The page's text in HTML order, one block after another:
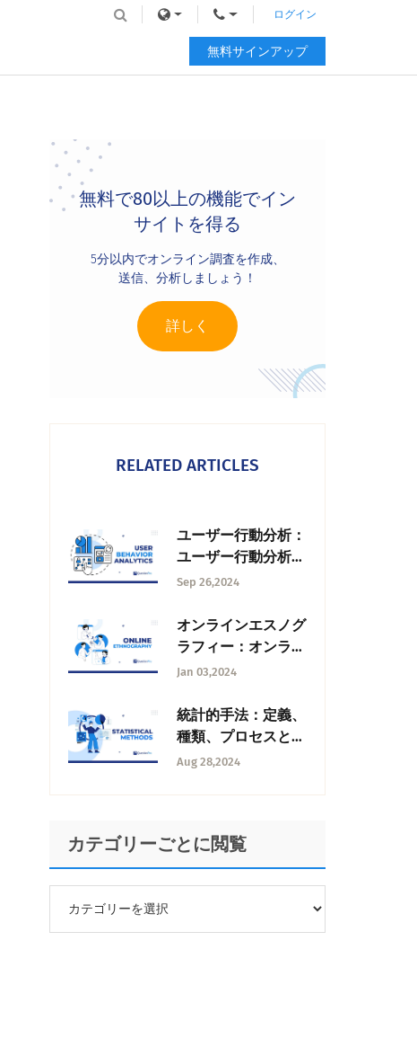
ログイン
無料サインアップ
Primary
Sidebar
無料で80以上の機能でイン
サイトを得る
5分以内でオンライン調査を作成、
送信、分析しましょう！
詳しく
RELATED ARTICLES
ユーザー行動分析：
ユーザー行動分析と
は何か？
Sep 26,2024
オンラインエスノグ
ラフィー：オンライ
ンエスノグラフィと
と課題
Jan 03,2024
統計的手法：定義、
種類、プロセスと分
析
Aug 28,2024
カテゴリーごとに閲覧
ゴ